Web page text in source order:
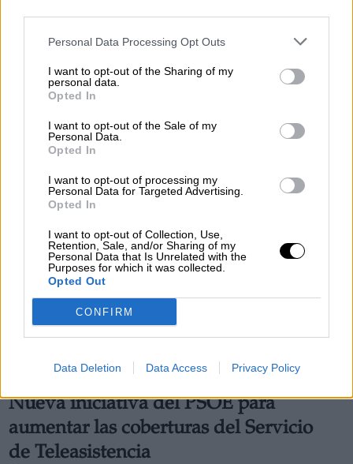
Personal Data Processing Opt Outs
I want to opt-out of the Sharing of my
personal data.
Opted In
I want to opt-out of the Sale of my
Personal Data.
Opted In
I want to opt-out of processing my
Personal Data for Targeted Advertising.
Opted In
I want to opt-out of Collection, Use,
Retention, Sale, and/or Sharing of my
Personal Data that Is Unrelated with the
Purposes for which it was collected.
Opted Out
CONFIRM
Data Deletion Data Access Privacy Policy
Parlamento y Gobierno como escuelas
de democracia
Más artículos de este autor
lunes, 6 de julio de 2020
Nueva iniciativa del PSOE para
aumentar las coberturas del Servicio
de Teleasistencia